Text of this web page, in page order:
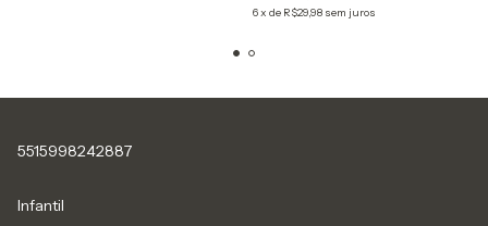
6x de R$29,98 sem juros
5515998242887
Infantil